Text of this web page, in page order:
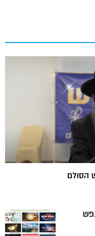
הסולם